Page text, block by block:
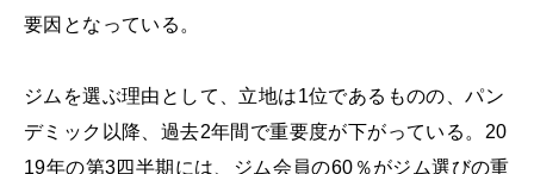
要因となっている。
ジムを選ぶ理由として、立地は1位であるものの、パン
デミック以降、過去2年間で重要度が下がっている。20
19年の第3四半期には、ジム会員の60％がジム選びの重